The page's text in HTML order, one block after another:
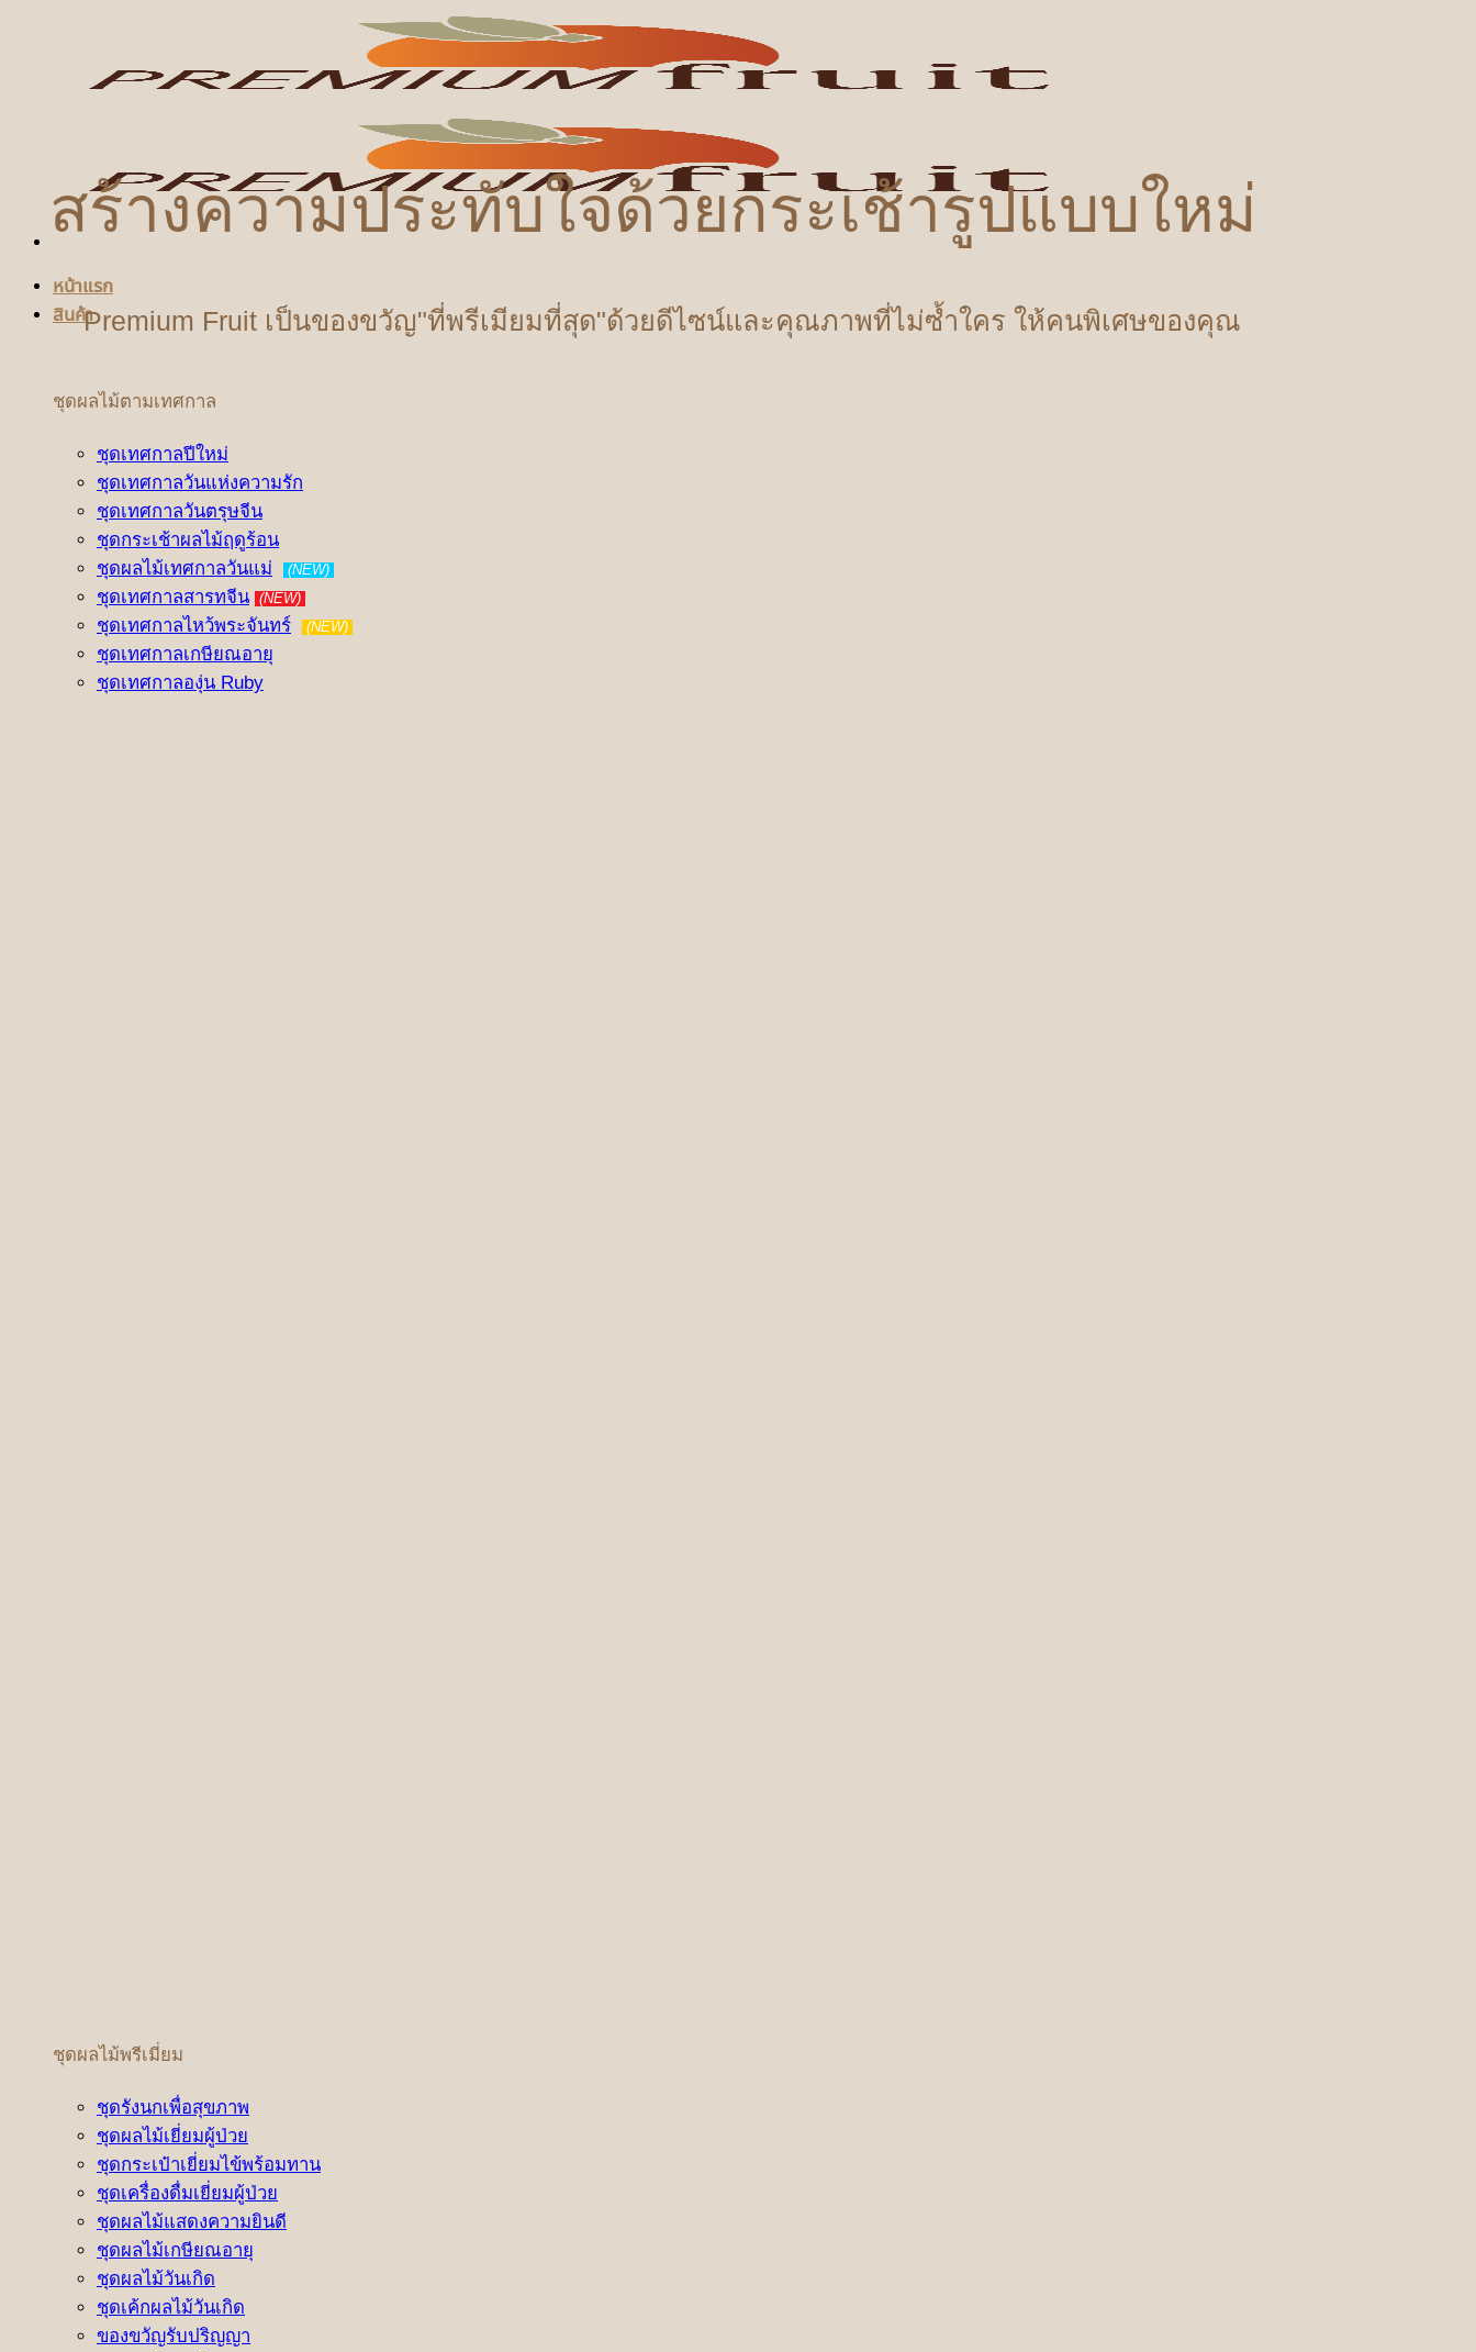
หน้าแรก
สินค้า
ชุดผลไม้ตามเทศกาล
ชุดเทศกาลปีใหม่
ชุดเทศกาลวันแห่งความรัก
ชุดเทศกาลวันตรุษจีน
ชุดกระเช้าผลไม้ฤดูร้อน
ชุดผลไม้เทศกาลวันแม่
(NEW)
ชุดเทศกาลสารทจีน (NEW)
ชุดเทศกาลไหว้พระจันทร์ (NEW)
ชุดเทศกาลเกษียณอายุ
ชุดเทศกาลองุ่น Ruby
ชุดผลไม้พรีเมี่ยม
ชุดรังนกเพื่อสุขภาพ
ชุดผลไม้เยี่ยมผู้ป่วย
ชุดกระเป๋าเยี่ยมไข้พร้อมทาน
ชุดเครื่องดื่มเยี่ยมผู้ป่วย
ชุดผลไม้แสดงความยินดี
ชุดผลไม้เกษียณอายุ
ชุดผลไม้วันเกิด
ชุดเค้กผลไม้วันเกิด
ของขวัญรับปริญญา
สร้างความประทับใจด้วยกระเช้ารูปแบบใหม่
Premium Fruit เป็นของขวัญ"ที่พรีเมียมที่สุด"ด้วยดีไซน์และคุณภาพที่ไม่ซ้ำใคร ให้คนพิเศษของคุณ